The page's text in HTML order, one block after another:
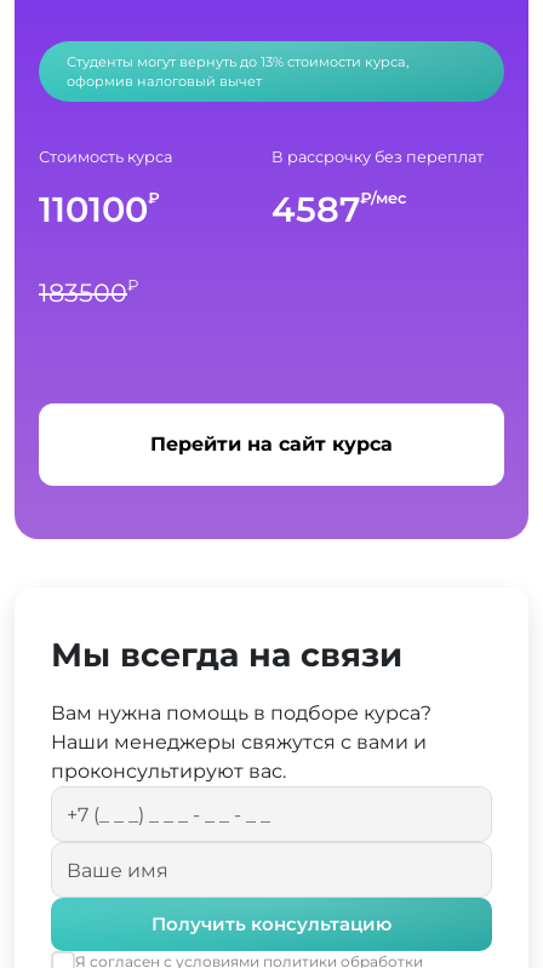
Студенты могут вернуть до 13% стоимости курса,
оформив налоговый вычет
Стоимость курса
110100₽
183500₽
В рассрочку без переплат
4587₽/мес
Перейти на сайт курса
Мы всегда на связи
Вам нужна помощь в подборе курса?
Наши менеджеры свяжутся с вами и
проконсультируют вас.
Получить консультацию
Я согласен с условиями политики обработки